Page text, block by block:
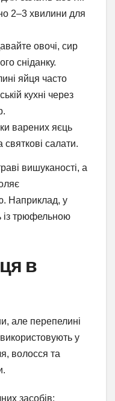
2–3 хвилини для
овочі, сир
сніданку.
яйця часто
кухні через
варених яєць
салати.
вишуканості, а
Наприклад, у
із трюфельною
в
але перепелині
у
волосся та
засобів: